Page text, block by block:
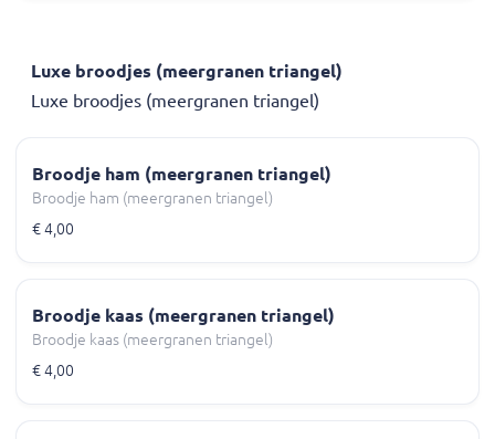
Luxe broodjes (meergranen triangel)
Luxe broodjes (meergranen triangel)
Broodje ham (meergranen triangel)
Broodje ham (meergranen triangel)
€ 4,00
Broodje kaas (meergranen triangel)
Broodje kaas (meergranen triangel)
€ 4,00